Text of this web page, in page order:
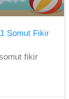
Somut Fikir
fikir